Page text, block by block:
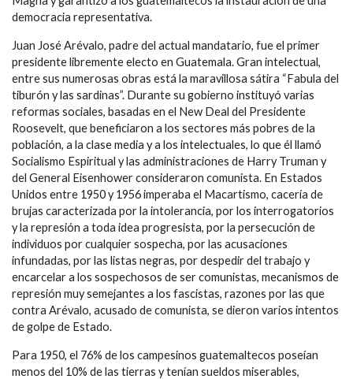
democracia representativa.
Juan José Arévalo, padre del actual mandatario, fue el primer
presidente libremente electo en Guatemala. Gran intelectual,
entre sus numerosas obras está la maravillosa sátira “Fabula del
tiburón y las sardinas”. Durante su gobierno instituyó varias
reformas sociales, basadas en el New Deal del Presidente
Roosevelt, que beneficiaron a los sectores más pobres de la
población, a la clase media y a los intelectuales, lo que él llamó
Socialismo Espiritual y las administraciones de Harry Truman y
del General Eisenhower consideraron comunista. En Estados
Unidos entre 1950 y 1956 imperaba el Macartismo, cacería de
brujas caracterizada por la intolerancia, por los interrogatorios
y la represión a toda idea progresista, por la persecución de
individuos por cualquier sospecha, por las acusaciones
infundadas, por las listas negras, por despedir del trabajo y
encarcelar a los sospechosos de ser comunistas, mecanismos de
represión muy semejantes a los fascistas, razones por las que
contra Arévalo, acusado de comunista, se dieron varios intentos
de golpe de Estado.
Para 1950, el 76% de los campesinos guatemaltecos poseían
menos del 10% de las tierras y tenían sueldos miserables,